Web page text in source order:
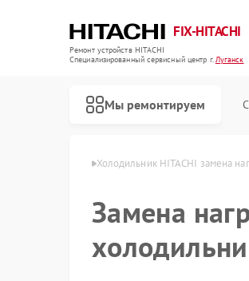
FIX-HITACHI
Ремонт устройств HITACHI
Специализированный cервисный центр г.Луганск
Мы ремонтируем
Холодильник HITACHI замена
Замена